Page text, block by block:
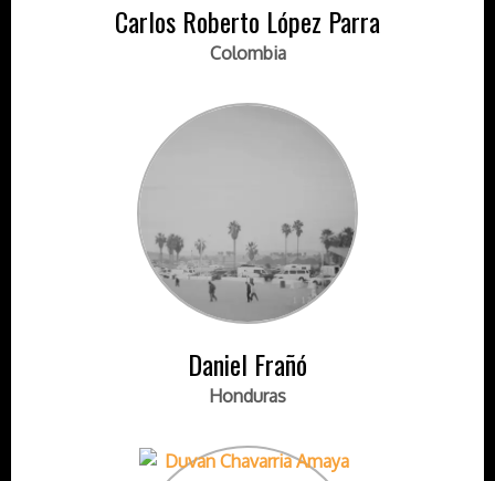
Carlos Roberto López Parra
Colombia
Daniel Frañó
Honduras